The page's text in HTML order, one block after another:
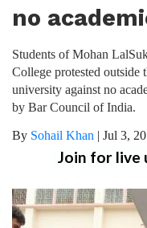
no
Students of Mohan
College protested
university against no
by Bar Council of India.
By Sohail Khan | Jul 3,
Join for live